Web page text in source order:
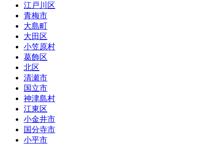
江戸川区
青梅市
大島町
大田区
小笠原村
葛飾区
北区
清瀬市
国立市
神津島村
江東区
小金井市
国分寺市
小平市